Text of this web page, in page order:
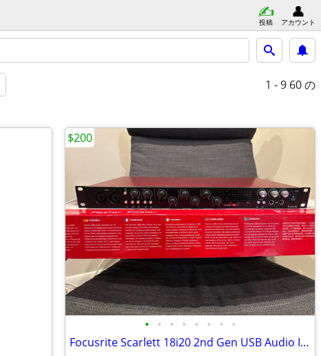
投稿 アカウント
1 - 9 60 の
• • • • • • • •
Focusrite Scarlett 18i20 2nd Gen USB Audio Interface
$200